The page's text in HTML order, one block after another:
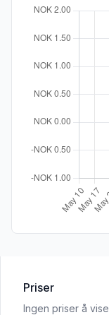
Priser
Ingen priser å vise